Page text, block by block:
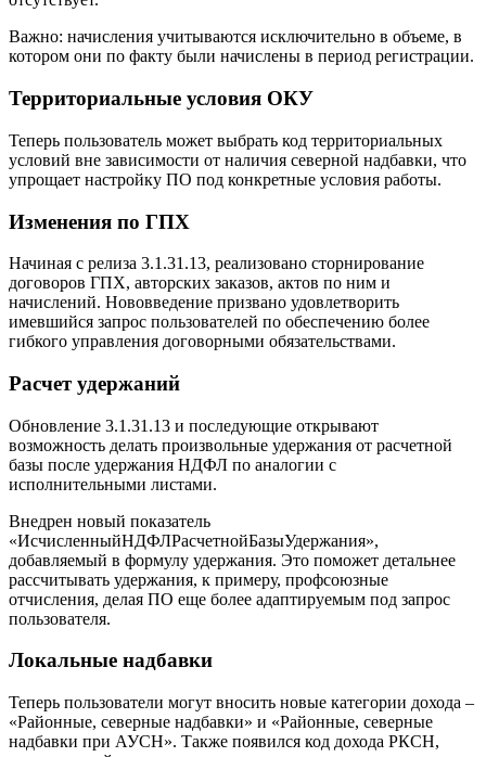
Важно: начисления учитываются исключительно в объеме, в
котором они по факту были начислены в период регистрации.
Территориальные условия ОКУ
Теперь пользователь может выбрать код территориальных
условий вне зависимости от наличия северной надбавки, что
упрощает настройку ПО под конкретные условия работы.
Изменения по ГПХ
Начиная с релиза 3.1.31.13, реализовано сторнирование
договоров ГПХ, авторских заказов, актов по ним и
начислений. Нововведение призвано удовлетворить
имевшийся запрос пользователей по обеспечению более
гибкого управления договорными обязательствами.
Расчет удержаний
Обновление 3.1.31.13 и последующие открывают
возможность делать произвольные удержания от расчетной
базы после удержания НДФЛ по аналогии с
исполнительными листами.
Внедрен новый показатель
«ИсчисленныйНДФЛРасчетнойБазыУдержания»,
добавляемый в формулу удержания. Это поможет детальнее
рассчитывать удержания, к примеру, профсоюзные
отчисления, делая ПО еще более адаптируемым под запрос
пользователя.
Локальные надбавки
Теперь пользователи могут вносить новые категории дохода –
«Районные, северные надбавки» и «Районные, северные
надбавки при АУСН». Также появился код дохода РКСН,